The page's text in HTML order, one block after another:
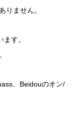
りません。
す。
、Beidouのオン/